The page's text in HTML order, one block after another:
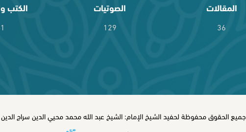
المقالات
36
الصوتيات
129
الكتب
جميع الحقوق محفوظة لحفيد الشيخ الإمام: الشيخ عبد الله محمد محيي الدين سراج الدين ©